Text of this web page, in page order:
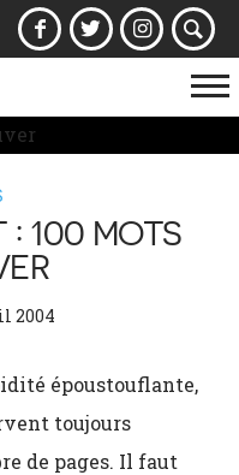
la
: 100 MOTS
2004
époustouflante,
toujours
de pages. Il faut